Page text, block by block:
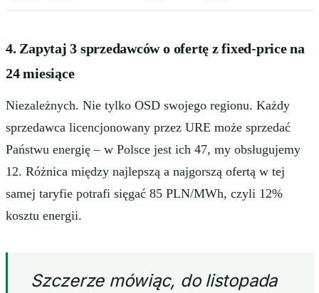
4. Zapytaj 3 sprzedawców o ofertę z fixed-price na
24 miesiące
Niezależnych. Nie tylko OSD swojego regionu. Każdy
sprzedawca licencjonowany przez URE może sprzedać
Państwu energię – w Polsce jest ich 47, my obsługujemy
12. Różnica między najlepszą a najgorszą ofertą w tej
samej taryfie potrafi sięgać 85 PLN/MWh, czyli 12%
kosztu energii.
Szczerze mówiąc, do listopada